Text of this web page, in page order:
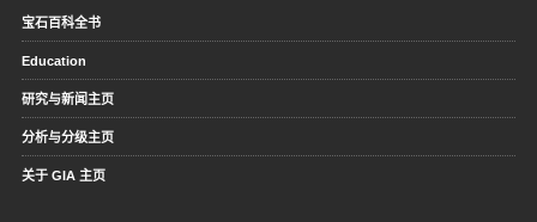
宝石百科全书
Education
研究与新闻主页
分析与分级主页
关于 GIA 主页